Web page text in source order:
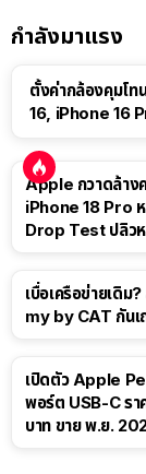
กำลังมาแรง
ตั้งค่ากล้องคุมโ
16, iPhone 16
Apple กวาดล้าง
iPhone 18 Pro
Drop Test ปลิว
เบื่อเครือข่ายเดิม
my by CAT กันเ
เปิดตัว Apple
พอร์ต USB-C รา
บาท ขาย พ.ย.